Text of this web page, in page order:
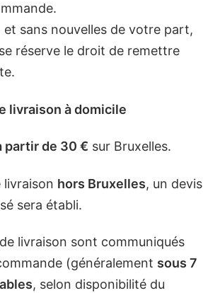
et sans nouvelles de votre part,
réserve le droit de remettre
livraison à domicile
partir de 30 € sur Bruxelles.
livraison hors Bruxelles, un devis
sera établi.
livraison sont communiqués
(généralement sous 7
, selon disponibilité du